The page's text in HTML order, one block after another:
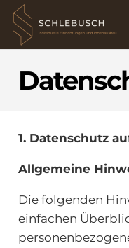
1. Datenschutz
Allgemeine
Die folgenden
einfachen